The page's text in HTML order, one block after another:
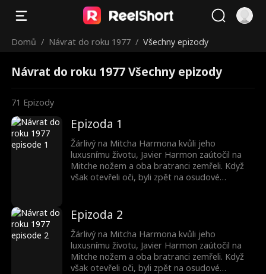
Domů / Návrat do roku 1977 / Všechny epizody
Návrat do roku 1977 Všechny epizody
71 Epizody
Epizoda 1
Žárlivý na Mitcha Harmona kvůli jeho
luxusnímu životu, Javier Harmon zaútočil na
Mitche nožem a oba bratranci zemřeli. Když
však otevřeli oči, byli zpět na osudové
na svůj minulý život si Javier vzal Patsy
Reevesovou, adoptovanou dívku, místo aby si
vyměnil nevěsty s Mitchem. Myslel si, že
Mitchovu budoucnost ukradne, ale jen se
propadl hlouběji do neštěstí. Mezitím Mitch
vybudoval život bohatší na lásku, smysl a
Epizoda 2
Žárlivý na Mitcha Harmona kvůli jeho
luxusnímu životu, Javier Harmon zaútočil na
Mitche nožem a oba bratranci zemřeli. Když
však otevřeli oči, byli zpět na osudové